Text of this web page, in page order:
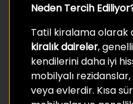
Neden Tercih
Tatil kiralama olarak
kiralık daireler,
kendilerini daha iyi
mobilyalı
veya evlerdir. Kısa